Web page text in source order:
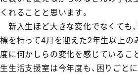
くれることと思います。
新入生ほど大きな変化でなくても
標を持って4月を迎えた2年生以上の
度に何かしらの変化を感じているこ
生生活支援室は今年度も、困りごと